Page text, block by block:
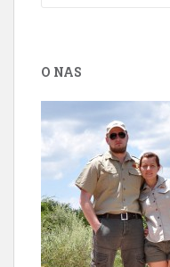
O NAS